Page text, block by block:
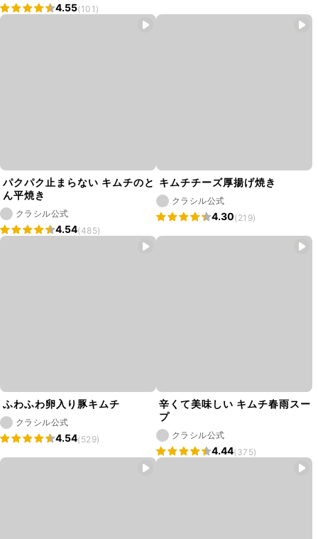
4.55(101)
パクパク止まらない キムチのと
ん平焼き
クラシル公式
4.54(485)
キムチチーズ厚揚げ焼き
クラシル公式
4.30(219)
ふわふわ卵入り豚キムチ
クラシル公式
4.54(529)
辛くて美味しい キムチ春雨スー
プ
クラシル公式
4.44(375)